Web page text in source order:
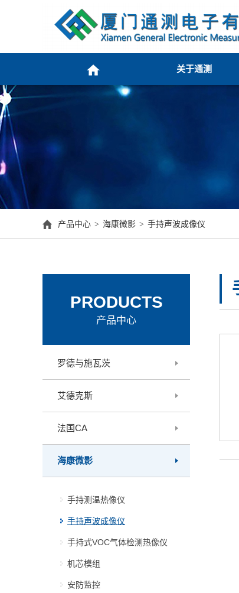
关于通测
产品中心 > 海康微影 > 手持声波成像仪
PRODUCTS
产品中心
罗德与施瓦茨
艾德克斯
法国CA
海康微影
手持测温热像仪
手持声波成像仪
手持式VOC气体检测热像仪
机芯模组
安防监控